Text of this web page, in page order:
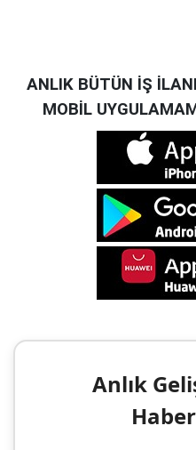
ANLIK BÜTÜN İŞ
MOBİL
Anlık